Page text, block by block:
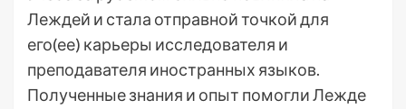
Леждей и стала отправной точкой для
его(ее) карьеры исследователя и
преподавателя иностранных языков.
Полученные знания и опыт помогли Лежде